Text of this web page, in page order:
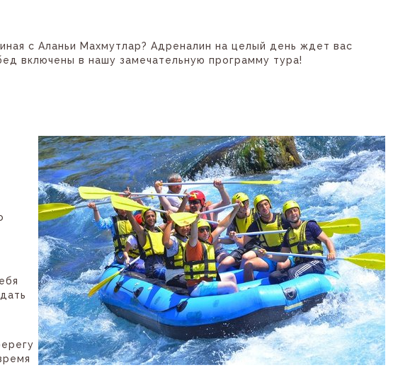
с Аланьи Махмутлар? Адреналин на целый день ждет вас
включены в нашу замечательную программу тура!